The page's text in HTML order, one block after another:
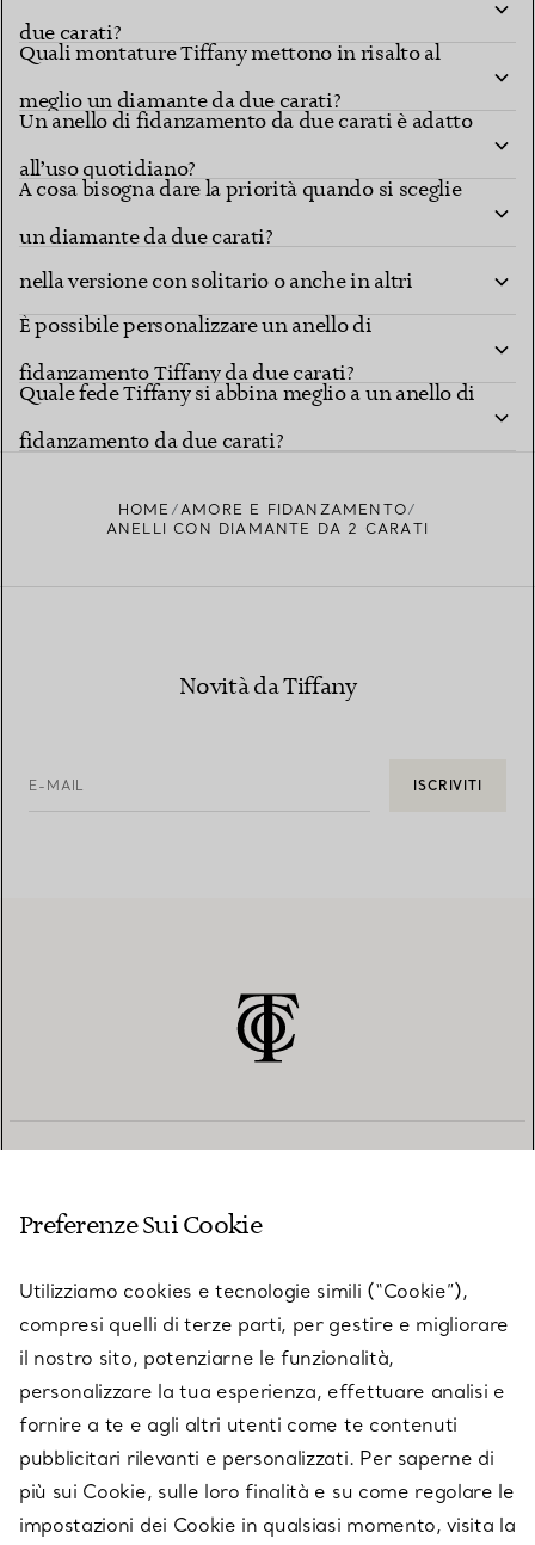
due carati?
Quali montature Tiffany mettono in risalto al
meglio un diamante da due carati?
Un anello di fidanzamento da due carati è adatto
all’uso quotidiano?
A cosa bisogna dare la priorità quando si sceglie
un diamante da due carati?
Gli anelli Tiffany da due carati sono disponibili
nella versione con solitario o anche in altri
modelli?
È possibile personalizzare un anello di
fidanzamento Tiffany da due carati?
Quale fede Tiffany si abbina meglio a un anello di
fidanzamento da due carati?
HOME
AMORE E FIDANZAMENTO
ANELLI CON DIAMANTE DA 2 CARATI
Novità da Tiffany
E-MAIL ISCRIVITI
SU TIFFANY & CO.
LEGALE
Preferenze Sui Cookie
Utilizziamo cookies e tecnologie simili (“Cookie”),
compresi quelli di terze parti, per gestire e migliorare
il nostro sito, potenziarne le funzionalità,
personalizzare la tua esperienza, effettuare analisi e
fornire a te e agli altri utenti come te contenuti
pubblicitari rilevanti e personalizzati. Per saperne di
più sui Cookie, sulle loro finalità e su come regolare le
impostazioni dei Cookie in qualsiasi momento, visita la